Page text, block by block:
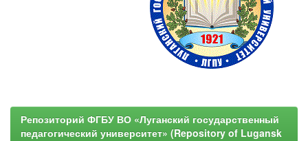
Репозиторий ФГБУ ВО «Луганский государственный
педагогический университет» (Repository of Lugansk